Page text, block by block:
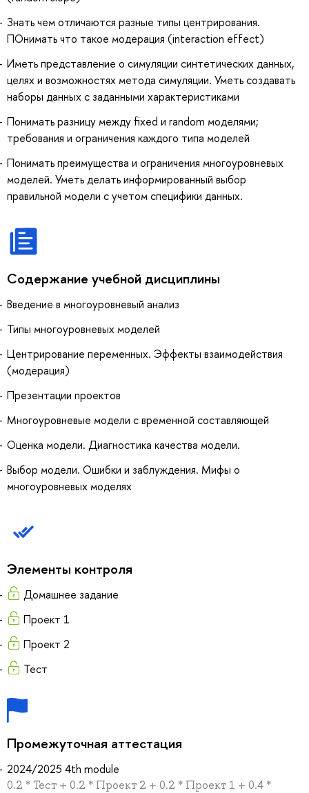
Знать чем отличаются разные типы центрирования.
ПОнимать что такое модерация (interaction effect)
Иметь представление о симуляции синтетических данных,
целях и возможностях метода симуляции. Уметь создавать
наборы данных с заданными характеристиками
Понимать разницу между fixed и random моделями;
требования и ограничения каждого типа моделей
Понимать преимущества и ограничения многоуровневых
моделей. Уметь делать информированный выбор
правильной модели с учетом специфики данных.
Содержание учебной дисциплины
Введение в многоуровневый анализ
Типы многоуровневых моделей
Центрирование переменных. Эффекты взаимодействия
(модерация)
Презентации проектов
Многоуровневые модели с временной составляющей
Оценка модели. Диагностика качества модели.
Выбор модели. Ошибки и заблуждения. Мифы о
многоуровневых моделях
Элементы контроля
Домашнее задание
Проект 1
Проект 2
Тест
Промежуточная аттестация
2024/2025 4th module
0.2 * Тест + 0.2 * Проект 2 + 0.2 * Проект 1 + 0.4 *